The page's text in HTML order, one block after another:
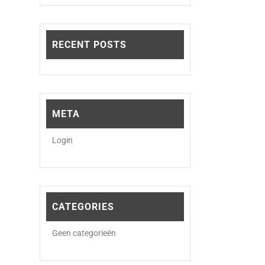
RECENT POSTS
META
Login
CATEGORIES
Geen categorieën